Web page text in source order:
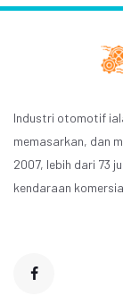
Industri otomotif
memasarkan, dan
2007, lebih dari 73
kendaraan